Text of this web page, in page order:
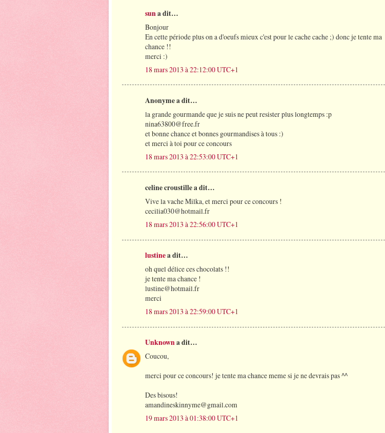
suna dit…
Bonjour
En cette période plus on a d'oeufs mieux c'est pour le cache cache ;) donc je tente ma
chance !!
merci :)
18 mars 2013 à 22:12:00 UTC+1
Anonyme a dit…
la grande gourmande que je suis ne peut resister plus longtemps :p
nina63800@free.fr
et bonne chance et bonnes gourmandises à tous :)
et merci à toi pour ce concours
18 mars 2013 à 22:53:00 UTC+1
celine croustille a dit…
Vive la vache Milka, et merci pour ce concours !
cecilia030@hotmail.fr
18 mars 2013 à 22:56:00 UTC+1
lustinea dit…
oh quel délice ces chocolats !!
je tente ma chance !
lustine@hotmail.fr
merci
18 mars 2013 à 22:59:00 UTC+1
Unknowna dit…
Coucou,
merci pour ce concours! je tente ma chance meme si je ne devrais pas ^^
Des bisous!
amandineskinnyme@gmail.com
19 mars 2013 à 01:38:00 UTC+1